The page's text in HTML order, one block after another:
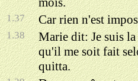
1.37 Car rien n'est
1.38
Marie dit: Je suis
qu'il me soit fait
quitta.